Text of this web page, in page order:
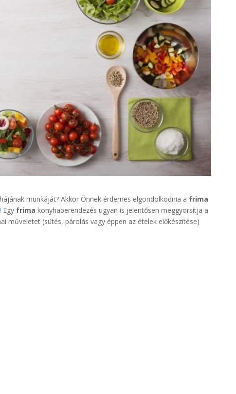
munkáját? Akkor Önnek érdemes elgondolkodnia a frima
Egy frima konyhaberendezés ugyan is jelentősen meggyorsítja a
műveletet (sütés, párolás vagy éppen az ételek előkészítése)